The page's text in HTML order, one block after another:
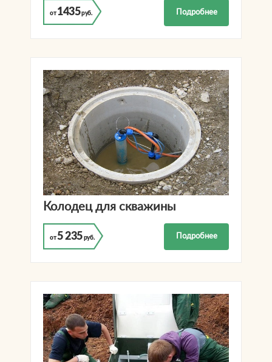
от 1435руб. Подробнее
Колодец для скважины
от5 235 руб. Подробнее